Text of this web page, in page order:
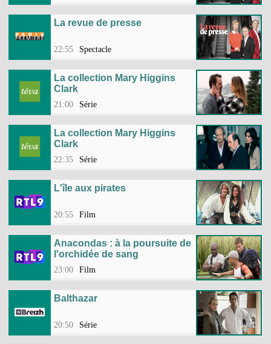
La revue de presse
22:55 Spectacle
La collection Mary Higgins
Clark
21:00 Série
La collection Mary Higgins
Clark
22:35 Série
L'île aux pirates
20:55 Film
Anacondas : à la poursuite de
l'orchidée de sang
23:00 Film
Balthazar
20:50 Série